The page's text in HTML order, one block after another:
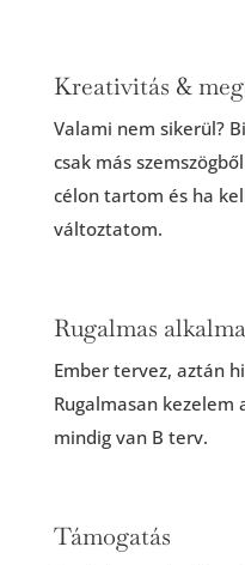
Kreativitás &
Valami nem sikerül?
csak más
célon tartom és ha
változtatom.
Rugalmas
Ember tervez, aztán
Rugalmasan
mindig van B terv.
Támogatás